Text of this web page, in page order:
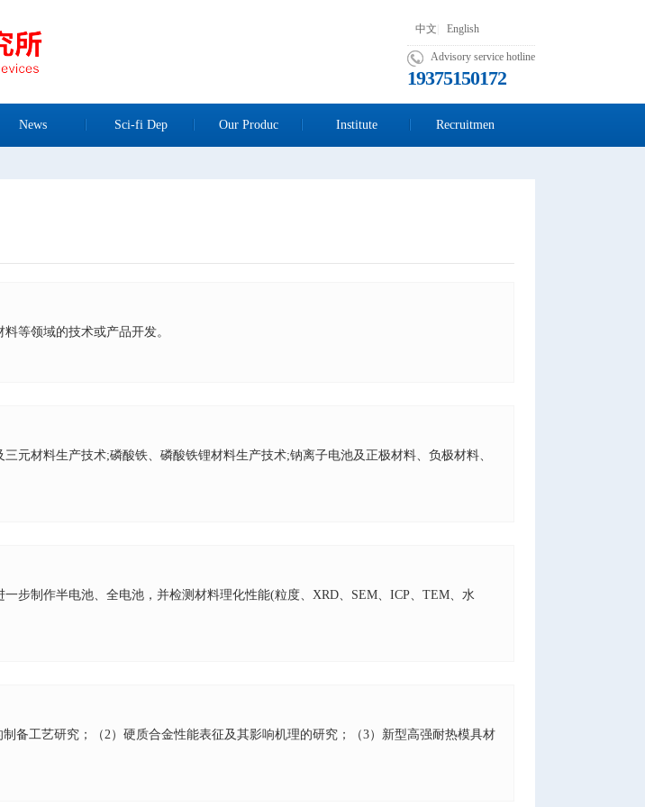
中文 English
Advisory service hotline
19375150172
News Sci-fi Dep Our Produc Institute Recruitmen
等领域的技术或产品开发。
元材料生产技术;磷酸铁、磷酸铁锂材料生产技术;钠离子电池及正极材料、负极材料、
步制作半电池、全电池，并检测材料理化性能(粒度、XRD、SEM、ICP、TEM、水
制备工艺研究；（2）硬质合金性能表征及其影响机理的研究；（3）新型高强耐热模具材